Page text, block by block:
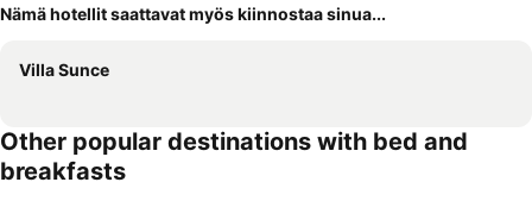
Nämä hotellit saattavat myös kiinnostaa sinua...
Villa Sunce
Other popular destinations with bed and
breakfasts